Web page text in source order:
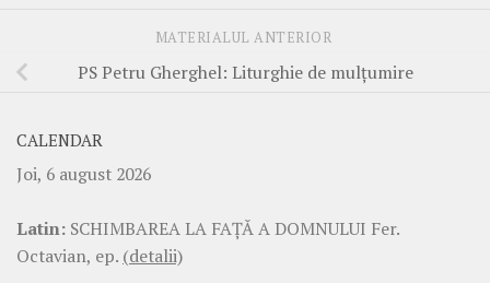
MATERIALUL ANTERIOR
PS Petru Gherghel: Liturghie de mulțumire
CALENDAR
Joi, 6 august 2026
Latin: SCHIMBAREA LA FAŢĂ A DOMNULUI Fer.
Octavian, ep. (detalii)